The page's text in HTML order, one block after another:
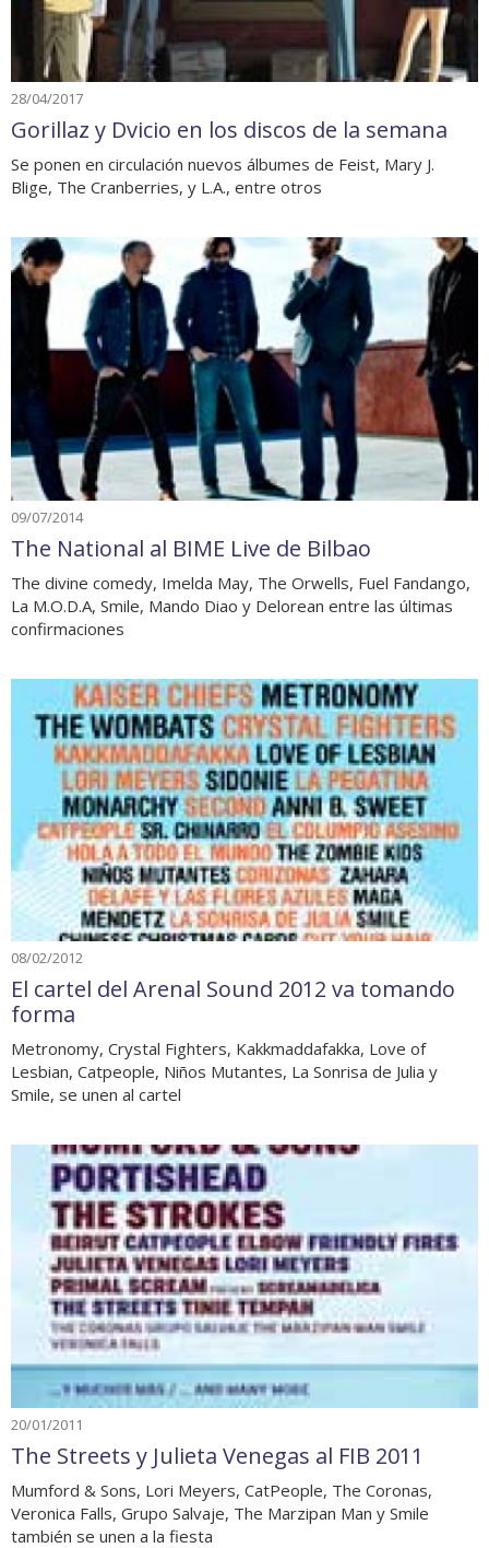
28/04/2017
Gorillaz y Dvicio en los discos de la semana
Se ponen en circulación nuevos álbumes de Feist, Mary J.
Blige, The Cranberries, y L.A., entre otros
09/07/2014
The National al BIME Live de Bilbao
The divine comedy, Imelda May, The Orwells, Fuel Fandango,
La M.O.D.A, Smile, Mando Diao y Delorean entre las últimas
confirmaciones
08/02/2012
El cartel del Arenal Sound 2012 va tomando
forma
Metronomy, Crystal Fighters, Kakkmaddafakka, Love of
Lesbian, Catpeople, Niños Mutantes, La Sonrisa de Julia y
Smile, se unen al cartel
20/01/2011
The Streets y Julieta Venegas al FIB 2011
Mumford & Sons, Lori Meyers, CatPeople, The Coronas,
Veronica Falls, Grupo Salvaje, The Marzipan Man y Smile
también se unen a la fiesta